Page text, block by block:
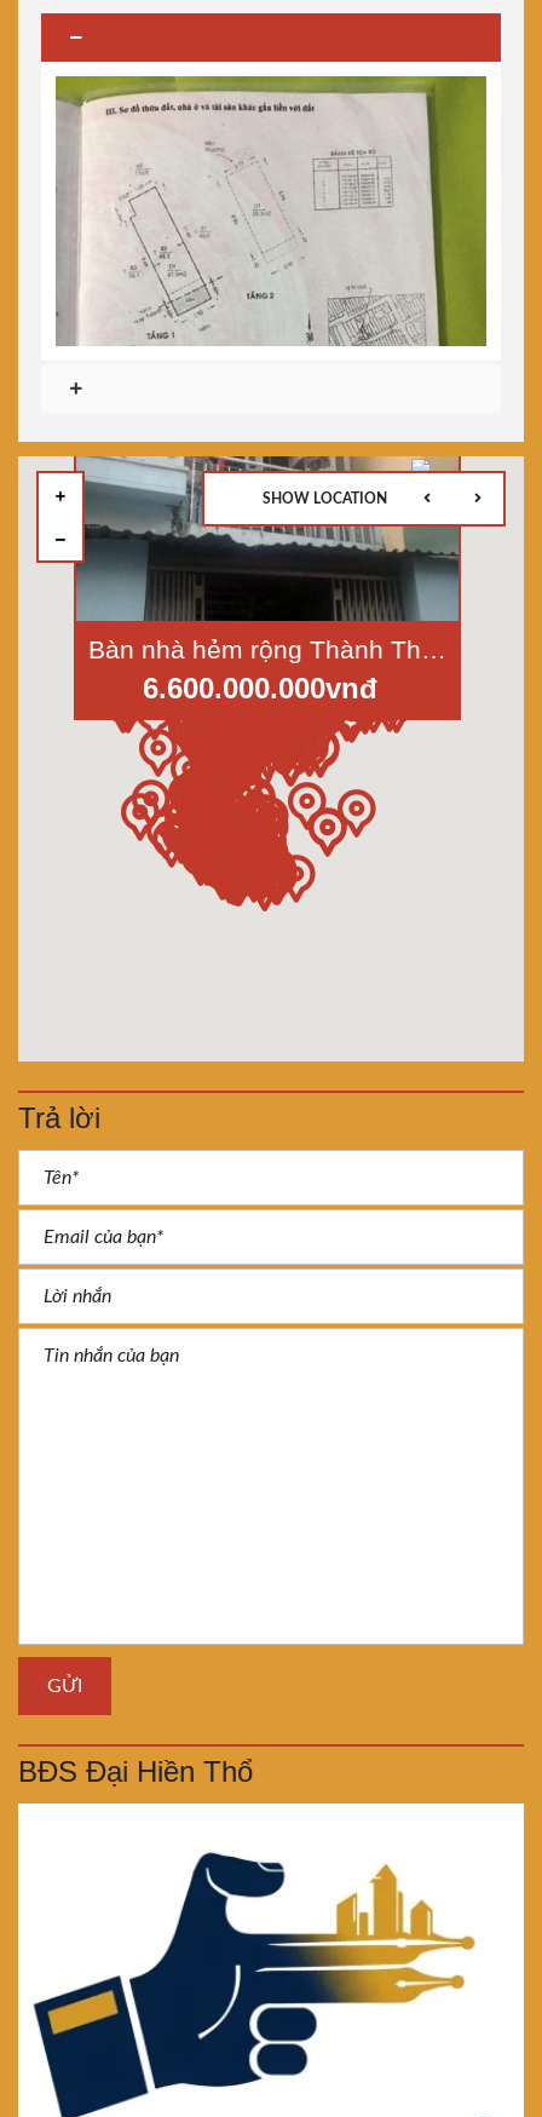
Bàn nhà hẻm rộng Thành Thái, P.14, Quận 10, Dt 4x11,5m
6.600.000.000vnđ
SHOW LOCATION
Trả lời
BĐS Đại Hiền Thổ